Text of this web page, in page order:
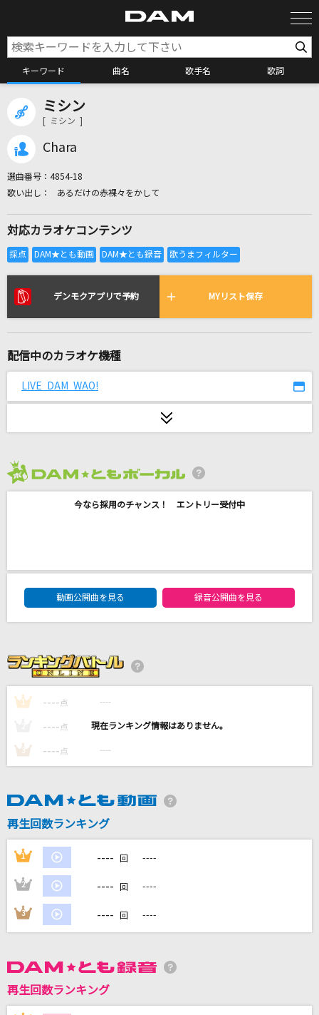
キーワード 曲名 歌手名 歌詞
全国りれき
リアルタイムで歌われている曲の一覧
[生音]Tシャツに口紅
さよならコンサート
ウタカタララバイ
西城秀樹
[生音]空港
テレサ・テン
スパークル [original ver.]
M!LK
カラオケ最新情報をチェック！
ミシン
[ ミシン ]
Chara
選曲番号： 4854-18
あるだけの赤裸々をかして
対応カラオケコンテンツ
デンモクアプリで予約 MYリスト保存
配信中のカラオケ機種
LIVE DAM WAO!
今なら採用のチャンス！ エントリー受付中
DAM★ともボーカルエントリーランキング
動画公開曲を見る
録音公開曲を見る
1 ---- 点 ----
---- 点 ----
3 ---- 点 ----
再生回数ランキング
1 ---- 回 ----
2 ---- 回 ----
3 ---- 回 ----
再生回数ランキング